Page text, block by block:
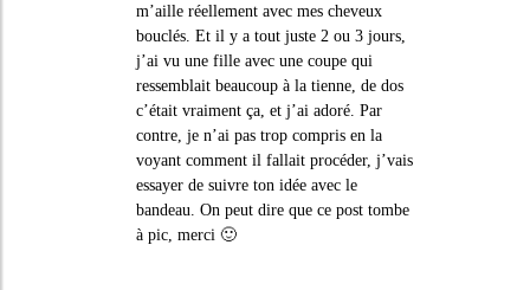
m’aille réellement avec mes cheveux
bouclés. Et il y a tout juste 2 ou 3 jours,
j’ai vu une fille avec une coupe qui
ressemblait beaucoup à la tienne, de dos
c’était vraiment ça, et j’ai adoré. Par
contre, je n’ai pas trop compris en la
voyant comment il fallait procéder, j’vais
essayer de suivre ton idée avec le
bandeau. On peut dire que ce post tombe
à pic, merci 🙂